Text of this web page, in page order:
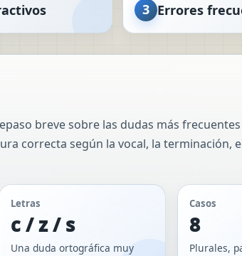
3 Errores
breve sobre las dudas más frecuentes
correcta según la vocal, la terminación,
Letras
c / z / s
Una duda ortográfica muy
Casos
8
Plurales,